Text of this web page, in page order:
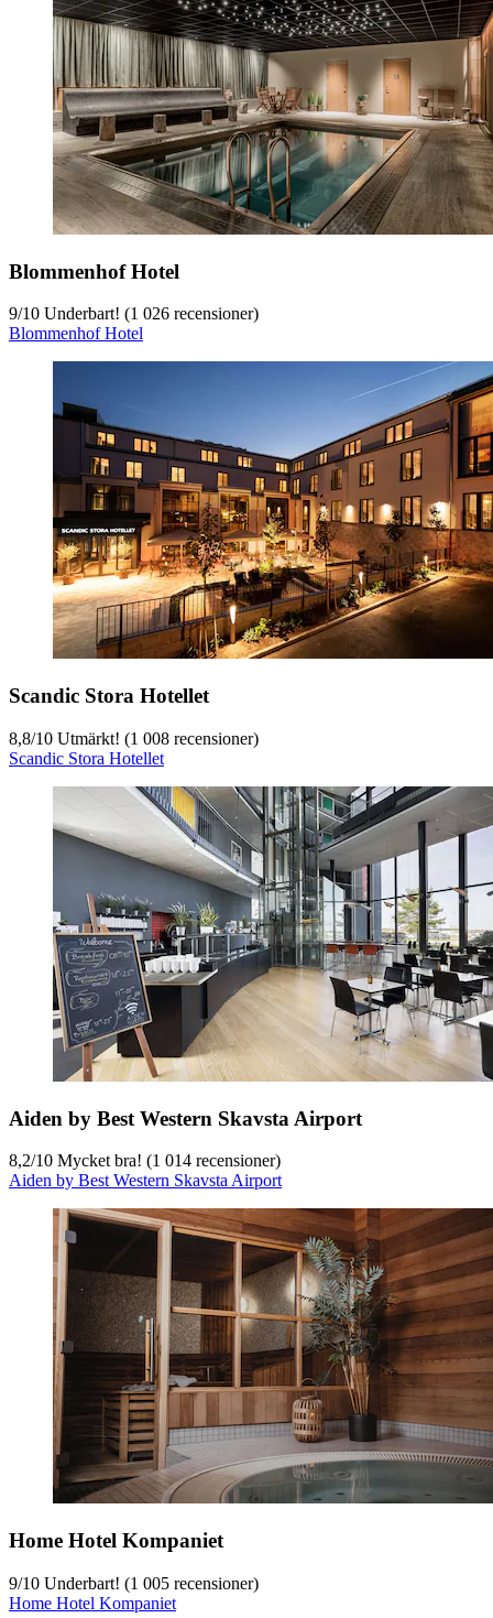
Blommenhof Hotel
9/10 Underbart! (1 026 recensioner)
Blommenhof Hotel
Scandic Stora Hotellet
8,8/10 Utmärkt! (1 008 recensioner)
Scandic Stora Hotellet
Aiden by Best Western Skavsta Airport
8,2/10 Mycket bra! (1 014 recensioner)
Aiden by Best Western Skavsta Airport
Home Hotel Kompaniet
9/10 Underbart! (1 005 recensioner)
Home Hotel Kompaniet